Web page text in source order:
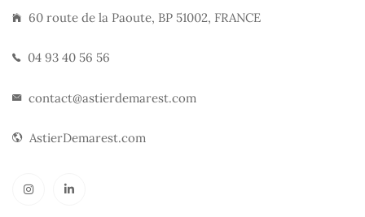
60 route de la Paoute, BP 51002, FRANCE
04 93 40 56 56
contact@astierdemarest.com
AstierDemarest.com